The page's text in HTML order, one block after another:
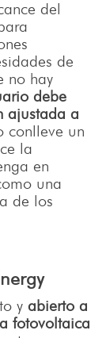
del
de
no hay
debe
ajustada a
conlleve un
la
en
una
de los
y abierto a
fotovoltaica